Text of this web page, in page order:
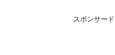
スポンサー